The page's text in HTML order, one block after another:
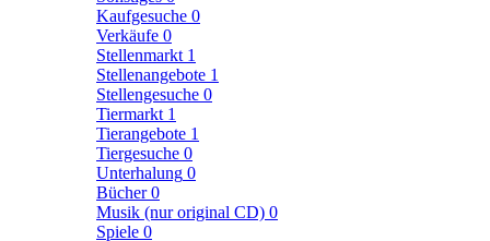
Kaufgesuche 0
Verkäufe 0
Stellenmarkt 1
Stellenangebote 1
Stellengesuche 0
Tiermarkt 1
Tierangebote 1
Tiergesuche 0
Unterhalung 0
Bücher0
Musik (nur original CD) 0
Spiele 0